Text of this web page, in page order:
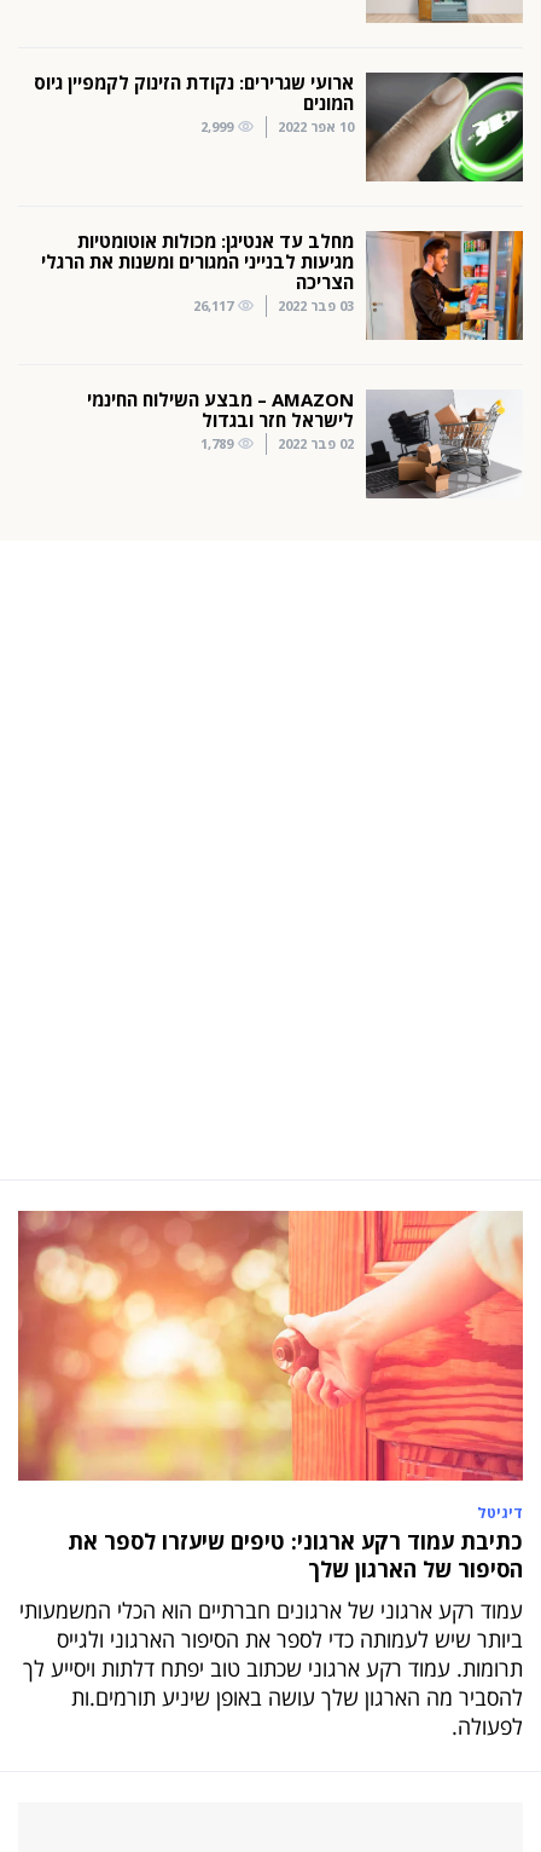
ארועי שגרירים: נקודת הזינוק לקמפיין גיוס
המונים
10 אפר 2022 2,999
מחלב עד אנטיגן: מכולות אוטומטיות
מגיעות לבנייני המגורים ומשנות את הרגלי
הצריכה
03 פבר 2022 26,117
AMAZON – מבצע השילוח החינמי
לישראל חזר ובגדול
02 פבר 2022 1,789
דיגיטל
כתיבת עמוד רקע ארגוני: טיפים שיעזרו לספר את
הסיפור של הארגון שלך
עמוד רקע ארגוני של ארגונים חברתיים הוא הכלי המשמעותי
ביותר שיש לעמותה כדי לספר את הסיפור הארגוני ולגייס
תרומות. עמוד רקע ארגוני שכתוב טוב יפתח דלתות ויסייע לך
להסביר מה הארגון שלך עושה באופן שיניע תורמים.ות
לפעולה.